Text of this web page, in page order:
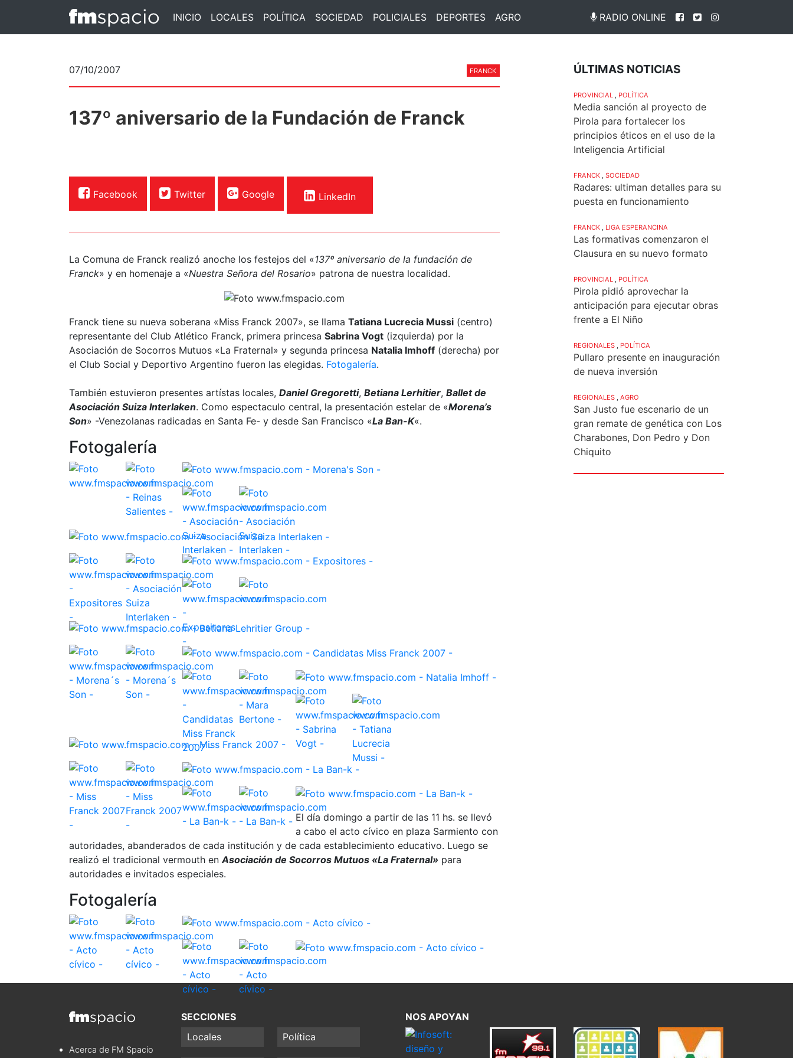
INICIO LOCALES POLÍTICA SOCIEDAD POLICIALES DEPORTES AGRO RADIO ONLINE
07/10/2007 FRANCK
137º aniversario de la Fundación de Franck
Facebook Twitter Google LinkedIn
La Comuna de Franck realizó anoche los festejos del «137º aniversario de la fundación de
Franck» y en homenaje a «Nuestra Señora del Rosario» patrona de nuestra localidad.
Franck tiene su nueva soberana «Miss Franck 2007», se llama Tatiana Lucrecia Mussi (centro)
representante del Club Atlético Franck, primera princesa Sabrina Vogt (izquierda) por la
Asociación de Socorros Mutuos «La Fraternal» y segunda princesa Natalia Imhoff (derecha) por
el Club Social y Deportivo Argentino fueron las elegidas. Fotogalería.
También estuvieron presentes artístas locales, Daniel Gregoretti, Betiana Lerhitier, Ballet de
Asociación Suiza Interlaken. Como espectaculo central, la presentación estelar de «Morena’s
Son» -Venezolanas radicadas en Santa Fe- y desde San Francisco «La Ban-K«.
Fotogalería
El día domingo a partir de las 11 hs. se llevó
a cabo el acto cívico en plaza Sarmiento con
autoridades, abanderados de cada institución y de cada establecimiento educativo. Luego se
realizó el tradicional vermouth enAsociación de Socorros Mutuos «La Fraternal» para
autoridades e invitados especiales.
Fotogalería
ÚLTIMAS NOTICIAS
PROVINCIAL POLÍTICA
Media sanción al proyecto de
Pirola para fortalecer los
principios éticos en el uso de la
Inteligencia Artificial
FRANCK SOCIEDAD
Radares: ultiman detalles para su
puesta en funcionamiento
FRANCK LIGA ESPERANCINA
Las formativas comenzaron el
Clausura en su nuevo formato
PROVINCIAL POLÍTICA
Pirola pidió aprovechar la
anticipación para ejecutar obras
frente a El Niño
REGIONALES POLÍTICA
Pullaro presente en inauguración
de nueva inversión
REGIONALES AGRO
San Justo fue escenario de un
gran remate de genética con Los
Charabones, Don Pedro y Don
Chiquito
Acerca de FM Spacio
SECCIONES
Locales
Política
NOS APOYAN